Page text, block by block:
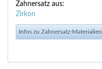
Zahnersatz aus:
Zirkon
Infos zu Zahnersatz-Materialien